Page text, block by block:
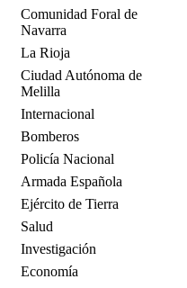
Comunidad Foral de
Navarra
La Rioja
Ciudad Autónoma de
Melilla
Internacional
Bomberos
Policía Nacional
Armada Española
Ejército de Tierra
Salud
Investigación
Economía